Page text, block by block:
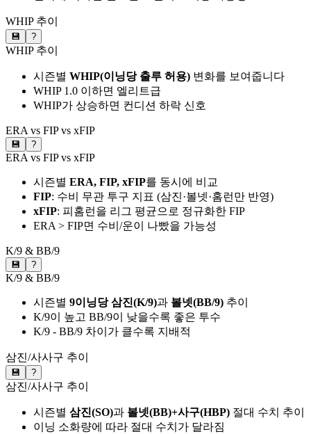
WHIP 추이
💾 ?
WHIP 추이
시즌별 WHIP(이닝당 출루 허용) 변화를 보여줍니다
WHIP 1.0 이하면 엘리트급
WHIP가 상승하면 컨디션 하락 신호
ERA vs FIP vs xFIP
💾 ?
ERA vs FIP vs xFIP
시즌별 ERA, FIP, xFIP를 동시에 비교
FIP: 수비 무관 투구 지표 (삼진·볼넷·홈런만 반영)
xFIP: 피홈런을 리그 평균으로 정규화한 FIP
ERA > FIP면 수비/운이 나빴을 가능성
K/9 & BB/9
💾 ?
K/9 & BB/9
시즌별 9이닝당 삼진(K/9)과 볼넷(BB/9) 추이
K/9이 높고 BB/9이 낮을수록 좋은 투수
K/9 - BB/9 차이가 클수록 지배적
삼진/사사구 추이
💾 ?
삼진/사사구 추이
시즌별 삼진(SO)과 볼넷(BB)+사구(HBP) 절대 수치 추이
이닝 소화량에 따라 절대 수치가 달라짐